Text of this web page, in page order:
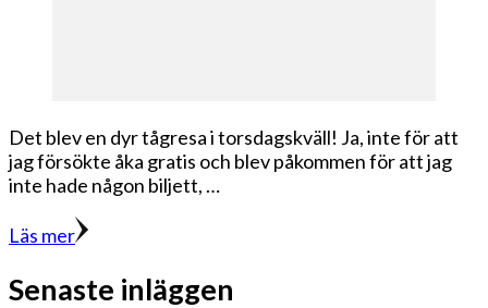
Det blev en dyr tågresa i torsdagskväll! Ja, inte för att
jag försökte åka gratis och blev påkommen för att jag
inte hade någon biljett, …
Läs mer
Senaste inläggen